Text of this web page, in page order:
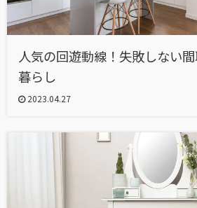
人気の回遊動線！失敗しない
暮らし
2023.04.27